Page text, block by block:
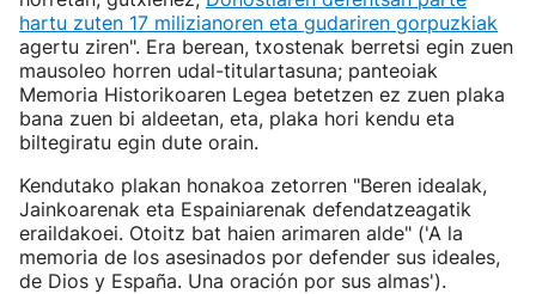
hartu zuten 17 milizianoren eta gudariren gorpuzkiak
agertu ziren". Era berean, txostenak berretsi egin zuen
mausoleo horren udal-titulartasuna; panteoiak
Memoria Historikoaren Legea betetzen ez zuen plaka
bana zuen bi aldeetan, eta, plaka hori kendu eta
biltegiratu egin dute orain.
Kendutako plakan honakoa zetorren "Beren idealak,
Jainkoarenak eta Espainiarenak defendatzeagatik
eraildakoei. Otoitz bat haien arimaren alde" ('A la
memoria de los asesinados por defender sus ideales,
de Dios y España. Una oración por sus almas').